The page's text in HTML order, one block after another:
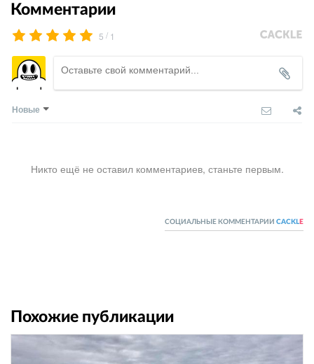
Комментарии
5 / 1
Новые
Никто ещё не оставил комментариев, станьте первым.
СОЦИАЛЬНЫЕ КОММЕНТАРИИ CACKL E
Похожие публикации